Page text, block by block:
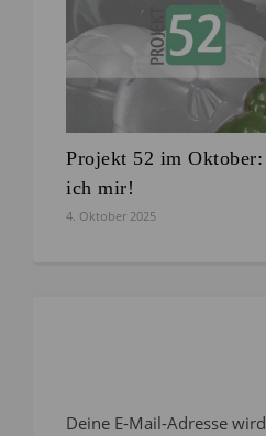
Projekt 52 im Oktober:
ich mir!
4. Oktober 2025
Deine E-Mail-Adresse